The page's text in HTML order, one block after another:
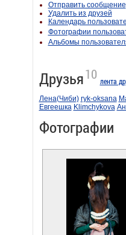
Отправить сообщение
Удалить из друзей
Календарь
Фотографии
Альбомы
Друзья10 лента
Лена(Чиби) ryk-oksana
Евгеешка Klimchykova
Фотографии